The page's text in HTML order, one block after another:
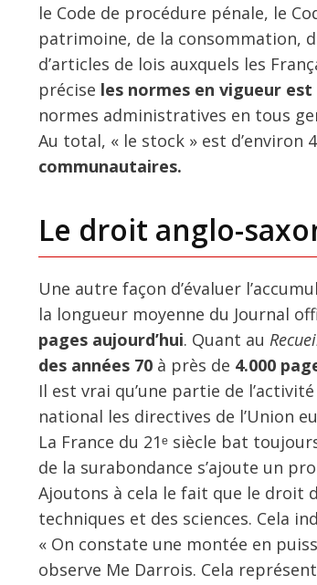
le Code de procédure pénale, le
patrimoine, de la consommation,
d’articles de lois auxquels les
précise les normes en vigueur est
normes administratives en tous
Au total, « le stock » est d’environ
communautaires.
Le droit anglo-
Une autre façon d’évaluer
la longueur moyenne du Journal
pages aujourd’hui. Quant au
des années 70 à près de 4.000
Il est vrai qu’une partie de
national les directives de l’Union
La France du 21ᵉ siècle bat
de la surabondance s’ajoute un
Ajoutons à cela le fait que le droit
techniques et des sciences. Cela
« On constate une montée en
observe Me Darrois. Cela